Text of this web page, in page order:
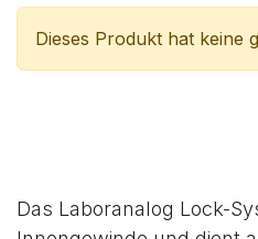
Dieses Produkt hat keine
Das Laboranalog Lock-